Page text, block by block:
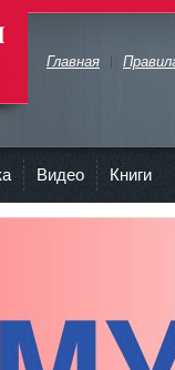
Главная
Видео Книги